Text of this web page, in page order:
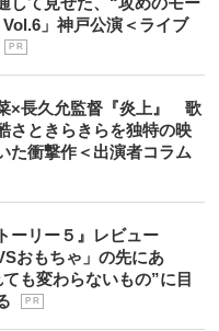
Vol.6」神戸公演＜ライブ
P R
×長久允監督『炎上』 歌
さときらきらを独特の映
た衝撃作＜出演者コラム
ーリー５』レビュー
おもちゃ」の先にあ
も変わらないもの”に目
P R